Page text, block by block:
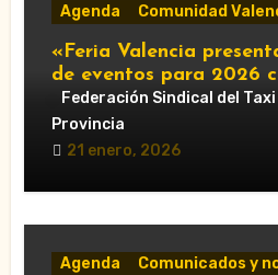
Agenda Comunidad
«Feria Valencia
de eventos para 2026
centenar de citas»
Federación Sindical del
Provincia
21 enero, 2026
Agenda
Comunicados y